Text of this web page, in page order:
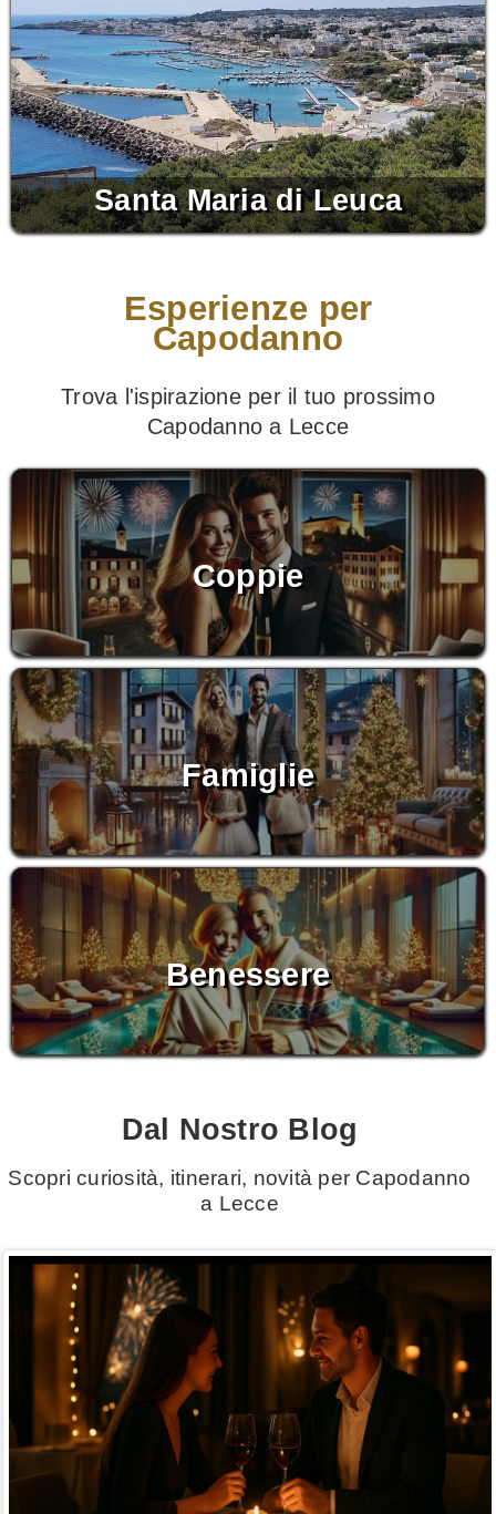
Santa Maria di Leuca
Esperienze per
Capodanno
Trova l'ispirazione per il tuo prossimo
Capodanno a Lecce
Coppie
Famiglie
Benessere
Dal Nostro Blog
Scopri curiosità, itinerari, novità per Capodanno
a Lecce